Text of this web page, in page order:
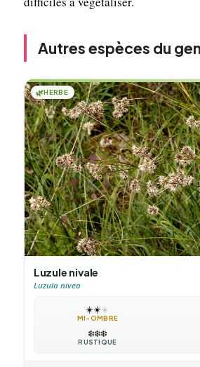
Autres espèces du
🌿HERBE
Luzule nivale
Luzula nivea
☀️☀️☀️
MI-OMBRE
❄️❄️❄️
RUSTIQUE